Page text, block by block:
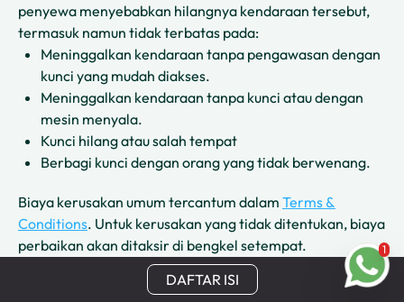
DAFTAR ISI
penyewa menyebabkan hilangnya kendaraan tersebut,
termasuk namun tidak terbatas pada:
Meninggalkan kendaraan tanpa pengawasan dengan
kunci yang mudah diakses.
Meninggalkan kendaraan tanpa kunci atau dengan
mesin menyala.
Kunci hilang atau salah tempat
Berbagi kunci dengan orang yang tidak berwenang.
Biaya kerusakan umum tercantum dalam Terms &
Conditions. Untuk kerusakan yang tidak ditentukan, biaya
perbaikan akan ditaksir di bengkel setempat.
7. Bagaimana jika Motor Rusak
1